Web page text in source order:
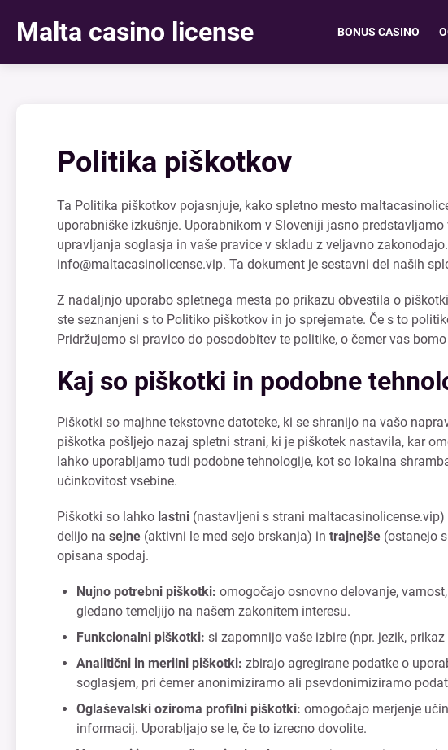
Malta casino license BONUS CASINO
Politika piškotkov
Ta Politika piškotkov pojasnjuje, kako spletno mesto
uporabniške izkušnje. Uporabnikom v Sloveniji jasno
upravljanja soglasja in vaše pravice v skladu z veljavno
info@maltacasinolicense.vip. Ta dokument je sestavni del naših
Z nadaljnjo uporabo spletnega mesta po prikazu obvestila o
ste seznanjeni s to Politiko piškotkov in jo sprejemate. Če s to
Pridržujemo si pravico do posodobitev te politike, o čemer vas
Kaj so piškotki in podobne
Piškotki so majhne tekstovne datoteke, ki se shranijo na vašo
piškotka pošljejo nazaj spletni strani, ki je piškotek nastavila, kar
lahko uporabljamo tudi podobne tehnologije, kot so lokalna
učinkovitost vsebine.
Piškotki so lahko lastni (nastavljeni s strani maltacasinolicense.vip)
delijo na sejne (aktivni le med sejo brskanja) in trajnejše (ostanejo
opisana spodaj.
Nujno potrebni piškotki: omogočajo osnovno delovanje,
gledano temeljijo na našem zakonitem interesu.
Funkcionalni piškotki: si zapomnijo vaše izbire (npr. jezik,
Analitični in merilni piškotki: zbirajo agregirane podatke o
soglasjem, pri čemer anonimiziramo ali psevdonimiziramo
Oglaševalski oziroma profilni piškotki: omogočajo merjenje
informacij. Uporabljajo se le, če to izrecno dovolite.